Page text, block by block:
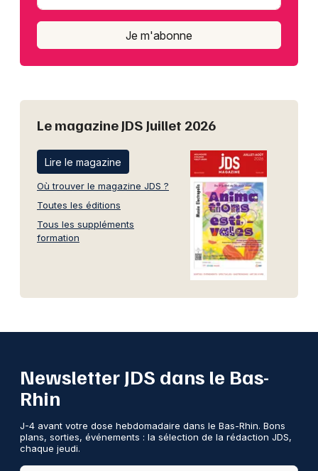
Je m'abonne
Le magazine JDS Juillet 2026
Lire le magazine
Où trouver le magazine JDS ?
Toutes les éditions
Tous les suppléments
formation
Newsletter JDS dans le Bas-
Rhin
J-4 avant votre dose hebdomadaire dans le Bas-Rhin. Bons
plans, sorties, événements : la sélection de la rédaction JDS,
chaque jeudi.